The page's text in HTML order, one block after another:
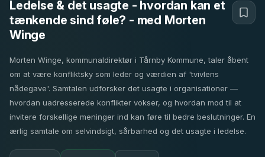
Ledelse & det usagte - hvordan kan et
tænkende sind føle? - med Morten
Winge
Morten Winge, kommunaldirektør i Tårnby Kommune, taler åbent
om at være konfliktsky som leder og værdien af 'tvivlens
nådegave'. Samtalen udforsker det usagte i organisationer —
hvordan uadresserede konflikter vokser, og hvordan mod til at
invitere forskellige meninger ind kan føre til bedre beslutninger. En
ærlig samtale om selvindsigt, sårbarhed og det usagte i ledelse.